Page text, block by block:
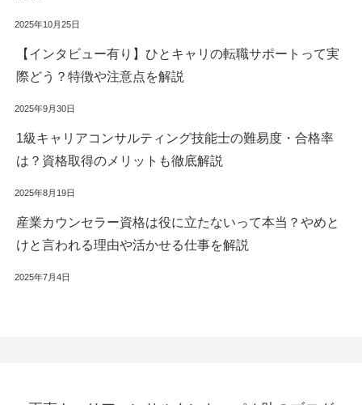
2025年10月25日
【インタビュー有り】ひとキャリの転職サポートって実
際どう？特徴や注意点を解説
2025年9月30日
1級キャリアコンサルティング技能士の難易度・合格率
は？資格取得のメリットも徹底解説
2025年8月19日
産業カウンセラー資格は役に立たないって本当？やめと
けと言われる理由や活かせる仕事を解説
2025年7月4日